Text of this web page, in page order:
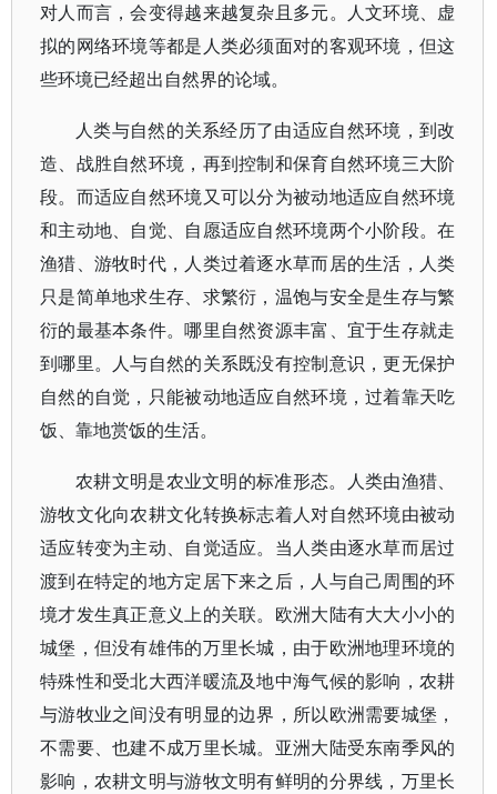
对人而言，会变得越来越复杂且多元。人文环境、虚
拟的网络环境等都是人类必须面对的客观环境，但这
些环境已经超出自然界的论域。
人类与自然的关系经历了由适应自然环境，到改
造、战胜自然环境，再到控制和保育自然环境三大阶
段。而适应自然环境又可以分为被动地适应自然环境
和主动地、自觉、自愿适应自然环境两个小阶段。在
渔猎、游牧时代，人类过着逐水草而居的生活，人类
只是简单地求生存、求繁衍，温饱与安全是生存与繁
衍的最基本条件。哪里自然资源丰富、宜于生存就走
到哪里。人与自然的关系既没有控制意识，更无保护
自然的自觉，只能被动地适应自然环境，过着靠天吃
饭、靠地赏饭的生活。
农耕文明是农业文明的标准形态。人类由渔猎、
游牧文化向农耕文化转换标志着人对自然环境由被动
适应转变为主动、自觉适应。当人类由逐水草而居过
渡到在特定的地方定居下来之后，人与自己周围的环
境才发生真正意义上的关联。欧洲大陆有大大小小的
城堡，但没有雄伟的万里长城，由于欧洲地理环境的
特殊性和受北大西洋暖流及地中海气候的影响，农耕
与游牧业之间没有明显的边界，所以欧洲需要城堡，
不需要、也建不成万里长城。亚洲大陆受东南季风的
影响，农耕文明与游牧文明有鲜明的分界线，万里长